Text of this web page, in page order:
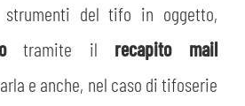
del tifo in oggetto,
tramite il recapito mail
e anche, nel caso di tifoserie